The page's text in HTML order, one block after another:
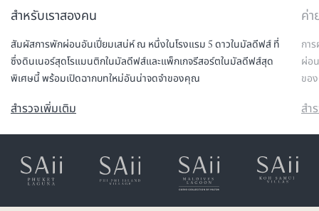
สำหรับเราสองคน
สัมผัสการพักผ่อนอันเปี่ยมเสน่ห์ ณ หนึ่งในโรงแรม 5 ดาวในมัลดีฟส์ ที่
ซึ่งดินเนอร์สุดโรแมนติกในมัลดีฟส์และแพ็กเกจรีสอร์ตในมัลดีฟส์สุด
พิเศษนี้ พร้อมเปิดฉากบทใหม่อันน่าจดจำของคุณ
สำรวจเพิ่มเติม
ค่า
กา
ผ่อ
ขอ
สำ